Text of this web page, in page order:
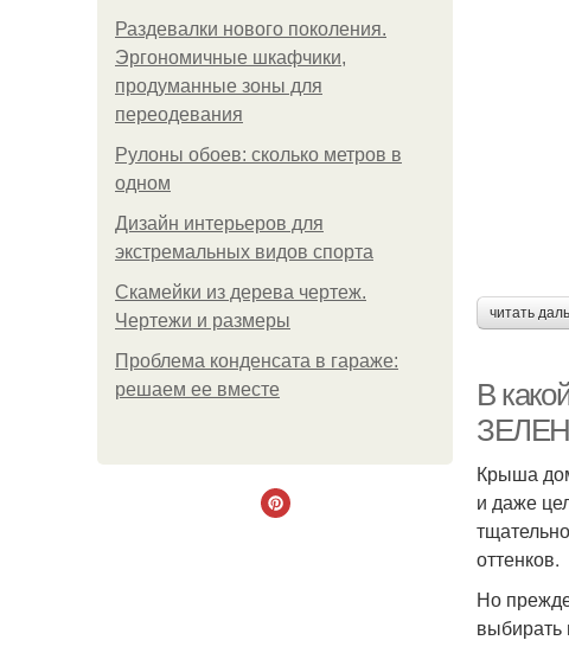
Раздевалки нового поколения.
Эргономичные шкафчики,
продуманные зоны для
переодевания
Рулоны обоев: сколько метров в
одном
Дизайн интерьеров для
экстремальных видов спорта
Скамейки из дерева чертеж.
Чертежи и размеры
Проблема конденсата в гараже:
решаем ее вместе
читать
В
Крыша
и даже
оттенков.
Но
выбирать